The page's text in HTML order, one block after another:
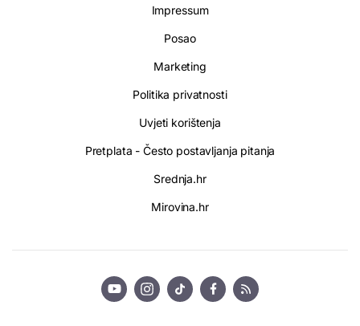
Impressum
Posao
Marketing
Politika privatnosti
Uvjeti korištenja
Pretplata - Često postavljanja pitanja
Srednja.hr
Mirovina.hr